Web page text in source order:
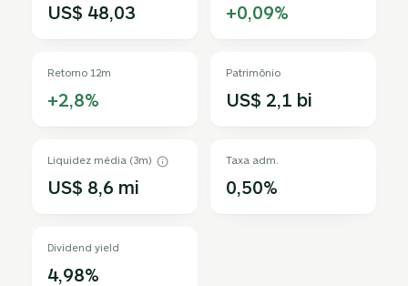
US$ 48,03 +0,09%
Retorno 12m
+2,8%
Patrimônio
US$ 2,1 bi
Liquidez média (3m)
US$ 8,6 mi
Taxa adm.
0,50%
Dividend yield
4,98%